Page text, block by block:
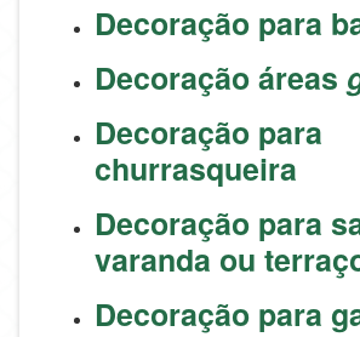
Decoração para
Decoração áreas
Decoração para
churrasqueira
Decoração para
varanda ou
Decoração para